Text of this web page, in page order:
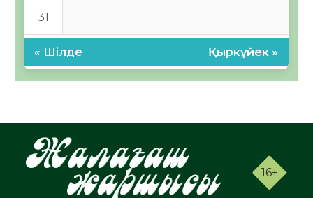
31
« Шілде Қыркүйек »
16+